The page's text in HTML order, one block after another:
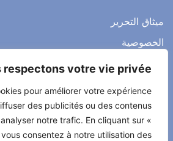
respectons votre vie privée.
pour améliorer votre expérience
des publicités ou des contenus
notre trafic. En cliquant sur «
consentez à notre utilisation des
ميثاق التحرير
الخصوصية
الاشعار القانوني
اتصل بنا